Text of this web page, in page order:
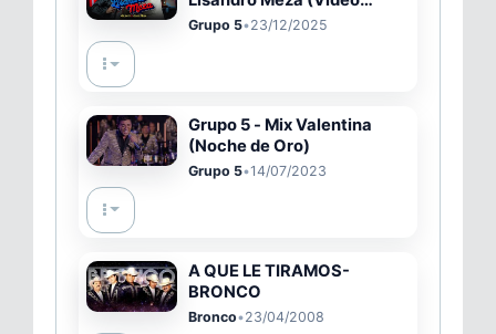
Oficial)
Grupo 5•23/12/2025
Grupo 5 - Mix Valentina
(Noche de Oro)
Grupo 5•14/07/2023
A QUE LE TIRAMOS-
BRONCO
Bronco•23/04/2008